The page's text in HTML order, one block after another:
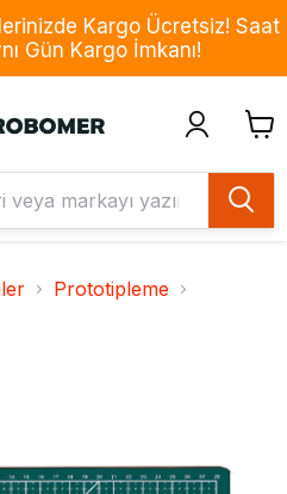
Kargo Ücretsiz! Saat
Gün Kargo İmkanı!
Prototipleme